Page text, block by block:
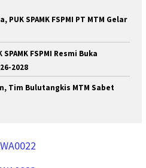
SPAMK FSPMI PT MTM Gelar
FSPMI Resmi Buka
2028
Tim Bulutangkis MTM Sabet